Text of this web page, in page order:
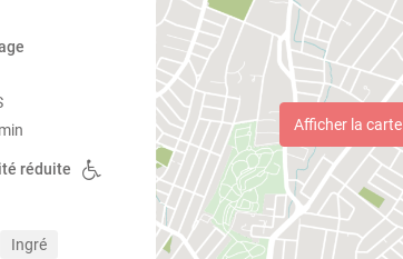
réduite
Ingré
Afficher la carte